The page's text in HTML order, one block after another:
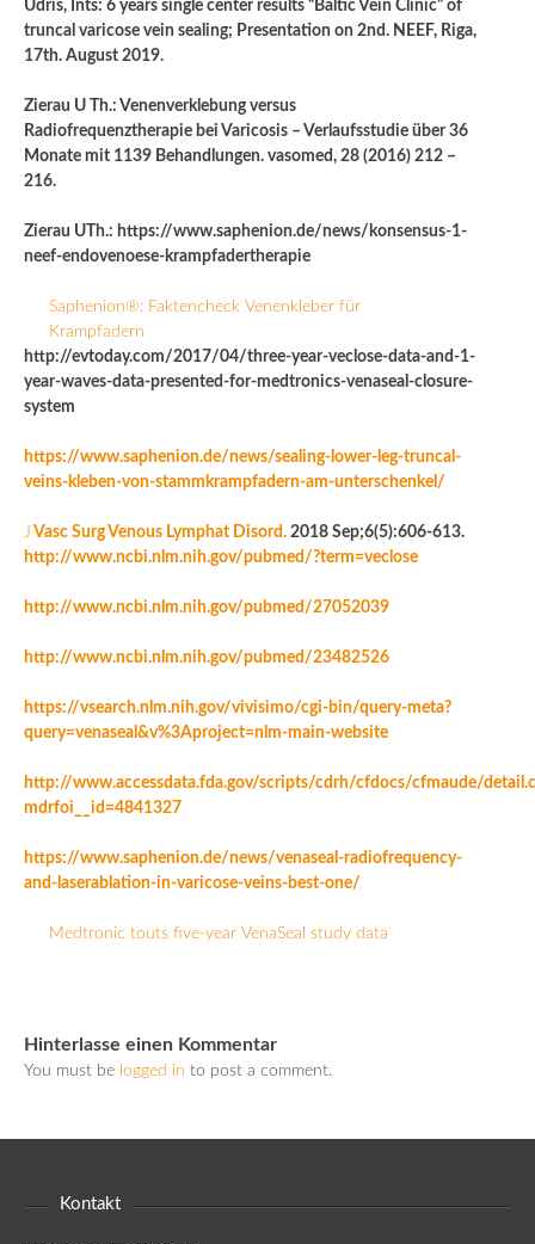
Üdris, Ints: 6 years single center results “Baltic Vein Clinic” of
truncal varicose vein sealing; Presentation on 2nd. NEEF, Riga,
17th. August 2019.
Zierau U Th.: Venenverklebung versus
Radiofrequenztherapie bei Varicosis – Verlaufsstudie über 36
Monate mit 1139 Behandlungen. vasomed, 28 (2016) 212 –
216.
Zierau UTh.: https://www.saphenion.de/news/konsensus-1-
neef-endovenoese-krampfadertherapie
Saphenion®: Faktencheck Venenkleber für
Krampfadern
http://evtoday.com/2017/04/three-year-veclose-data-and-1-
year-waves-data-presented-for-medtronics-venaseal-closure-
system
https://www.saphenion.de/news/sealing-lower-leg-truncal-
veins-kleben-von-stammkrampfadern-am-unterschenkel/
J Vasc Surg Venous Lymphat Disord. 2018 Sep;6(5):606-613.
http://www.ncbi.nlm.nih.gov/pubmed/?term=veclose
http://www.ncbi.nlm.nih.gov/pubmed/27052039
http://www.ncbi.nlm.nih.gov/pubmed/23482526
https://vsearch.nlm.nih.gov/vivisimo/cgi-bin/query-meta?
query=venaseal&v%3Aproject=nlm-main-website
http://www.accessdata.fda.gov/scripts/cdrh/cfdocs/cfmaude/
mdrfoi__id=4841327
https://www.saphenion.de/news/venaseal-radiofrequency-
and-laserablation-in-varicose-veins-best-one/
Medtronic touts five-year VenaSeal study data
Hinterlasse einen Kommentar
You must be logged in to post a comment.
Kontakt